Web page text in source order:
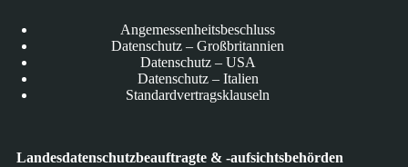
Angemessenheitsbeschluss
Datenschutz – Großbritannien
Datenschutz – USA
Datenschutz – Italien
Standardvertragsklauseln
Landesdatenschutzbeauftragte & -aufsichtsbehörden